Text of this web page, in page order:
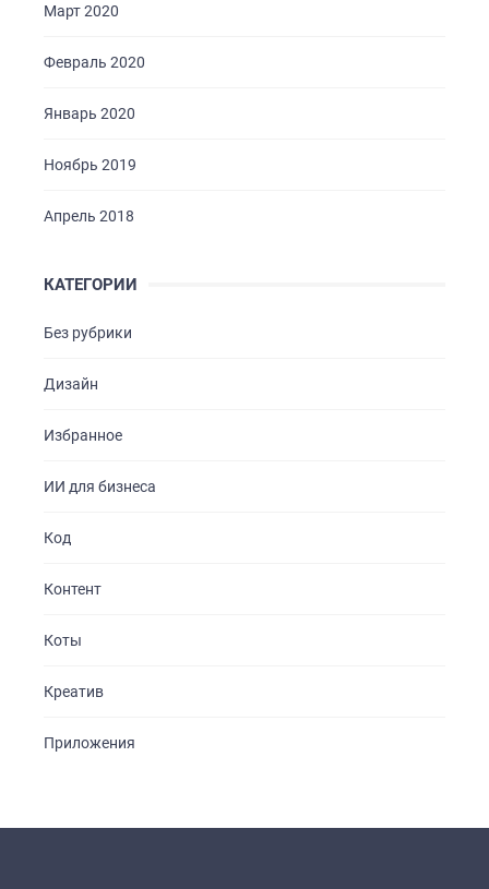
Март 2020
Февраль 2020
Январь 2020
Ноябрь 2019
Апрель 2018
КАТЕГОРИИ
Без рубрики
Дизайн
Избранное
ИИ для бизнеса
Код
Контент
Коты
Креатив
Приложения